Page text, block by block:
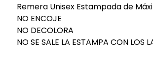
Remera Unisex Estampada de
NO ENCOJE
NO DECOLORA
NO SE SALE LA ESTAMPA CON LOS